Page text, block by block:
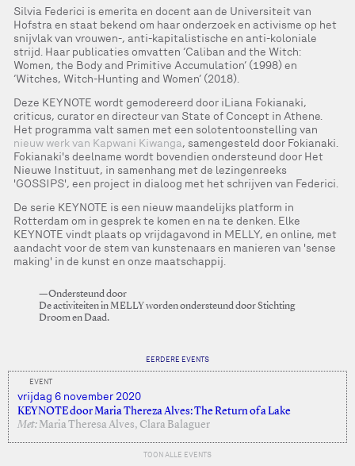
Silvia Federici is emerita en docent aan de Universiteit van
Hofstra en staat bekend om haar onderzoek en activisme op het
snijvlak van vrouwen-, anti-kapitalistische en anti-koloniale
strijd. Haar publicaties omvatten ‘Caliban and the Witch:
Women, the Body and Primitive Accumulation’ (1998) en
‘Witches, Witch-Hunting and Women’ (2018).
Deze KEYNOTE wordt gemodereerd door iLiana Fokianaki,
criticus, curator en directeur van State of Concept in Athene.
Het programma valt samen met een solotentoonstelling van
nieuw werk van Kapwani Kiwanga, samengesteld door Fokianaki.
Fokianaki's deelname wordt bovendien ondersteund door Het
Nieuwe Instituut, in samenhang met de lezingenreeks
'GOSSIPS', een project in dialoog met het schrijven van Federici.
De serie KEYNOTE is een nieuw maandelijks platform in
Rotterdam om in gesprek te komen en na te denken. Elke
KEYNOTE vindt plaats op vrijdagavond in MELLY, en online, met
aandacht voor de stem van kunstenaars en manieren van 'sense
making' in de kunst en onze maatschappij.
—Ondersteund door
De activiteiten in MELLY worden ondersteund door Stichting
Droom en Daad.
EERDERE EVENTS
EVENT
vrijdag 6 november 2020
KEYNOTE door Maria Thereza Alves: The Return of a Lake
Met: Maria Theresa Alves, Clara Balaguer
TOON ALLE EVENTS